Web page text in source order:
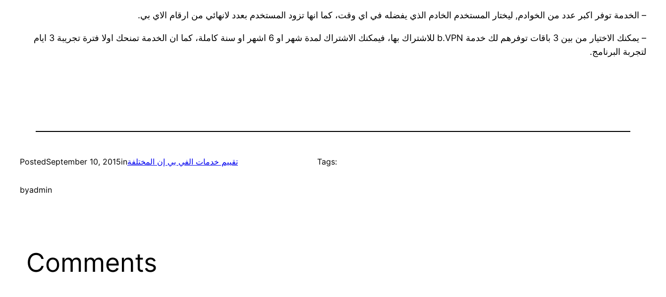
– الخدمة توفر اكبر عدد من الخوادم, ليختار المستخدم الخادم الذي يفضله في اي وقت، كما انها تزود المستخدم بعدد لانهائي من ارقام الاي بي.
– يمكنك الاختيار من بين 3 باقات توفرهم لك خدمة b.VPN للاشتراك بها، فيمكنك الاشتراك لمدة شهر او 6 اشهر او سنة كاملة، كما ان الخدمة تمنحك اولا فترة تجريبة 3 ايام
لتجربة البرنامج.
PostedSeptember 10, 2015inتقييم خدمات الفي بي إن المختلفة
byadmin
Tags:
Comments